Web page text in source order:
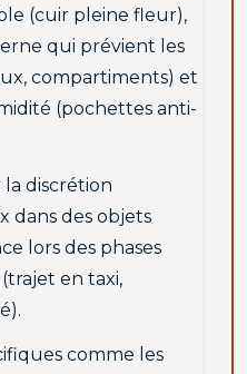
(cuir pleine fleur),
qui prévient les
compartiments) et
(pochettes anti-
discrétion
dans des objets
lors des phases
en taxi,
comme les